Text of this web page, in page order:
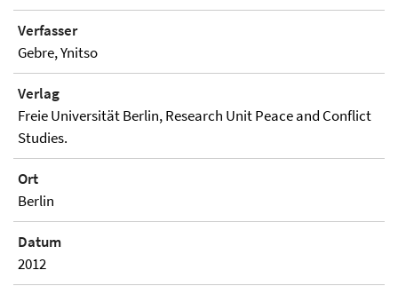
Verfasser
Gebre, Ynitso
Verlag
Freie Universität Berlin, Research Unit Peace and Conflict
Studies.
Ort
Berlin
Datum
2012